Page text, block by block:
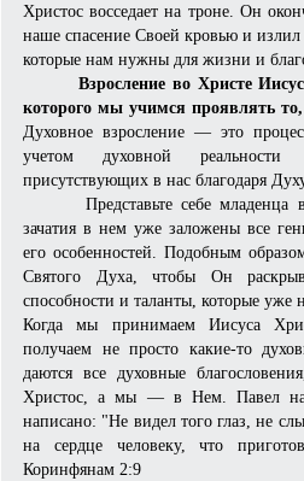
Христос восседает на троне. Он
наше спасение Своей кровью и излил
которые нам нужны для жизни и
Взросление во Христе
которого мы учимся проявлять
Духовное взросление — это
учетом духовной
присутствующих в нас благодаря
Представьте себе младенца в
зачатия в нем уже заложены все
его особенностей. Подобным
Святого Духа, чтобы Он
способности и таланты, которые уже
Когда мы принимаем Иисуса
получаем не просто какие-то
даются все духовные
Христос, а мы — в Нем. Павел
написано: "Не видел того глаз, не
на сердце человеку, что
Коринфянам 2:9